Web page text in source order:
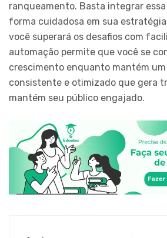
ranqueamento. Basta integrar
forma cuidadosa em sua
você superará os desafios com
automação permite que você se
crescimento enquanto mantém
consistente e otimizado que gera
mantém seu público engajado.